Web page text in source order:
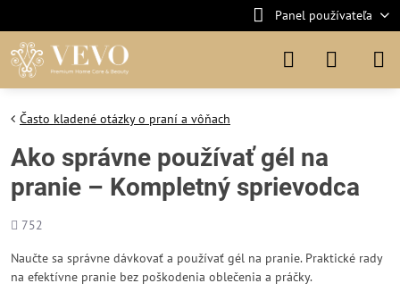
Panel používateľa
Často kladené otázky o praní a vôňach
Ako správne používať gél na
pranie – Kompletný sprievodca
Počet
752
Naučte sa správne dávkovať a používať gél na pranie. Praktické rady
na efektívne pranie bez poškodenia oblečenia a práčky.